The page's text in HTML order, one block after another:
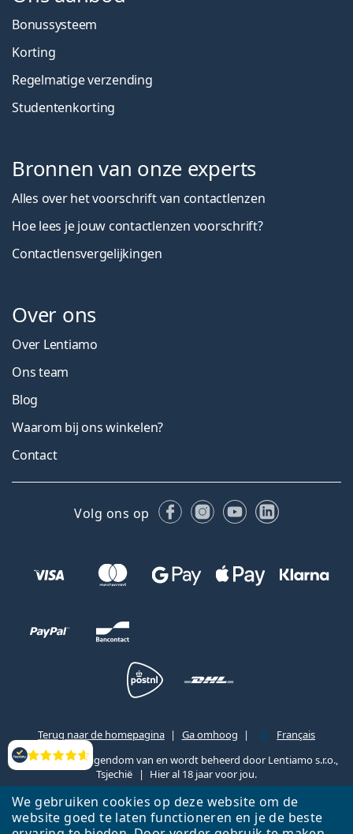
We gebruiken cookies op deze website om de
website goed te laten functioneren en je de beste
Beoordelingen
Bonussysteem
Korting
Regelmatige verzending
Studentenkorting
Bronnen van onze experts
Alles over het voorschrift van contactlenzen
Hoe lees je jouw contactlenzen voorschrift?
Contactlensvergelijkingen
Over ons
Over Lentiamo
Ons team
Blog
Waarom bij ons winkelen?
Contact
Volg ons op FacebookInstagram
YouTubeLinkedIn
Terug naar de homepagina Ga omhoog
Français
Lentiamo.be is eigendom van en wordt beheerd door Lentiamo s.r.o.,
Tsjechië
Hier al 18 jaar voor jou.